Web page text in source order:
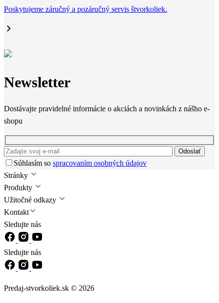
Poskytujeme záručný a pozáručný servis štvorkoliek.
Newsletter
Dostávajte pravidelné informácie o akciách a novinkách z nášho e-
shopu
Odoslať
Súhlasím so spracovaním osobných údajov
Stránky
Produkty
Užitočné odkazy
Kontakt
Sledujte nás
Sledujte nás
Predaj-stvorkoliek.sk © 2026